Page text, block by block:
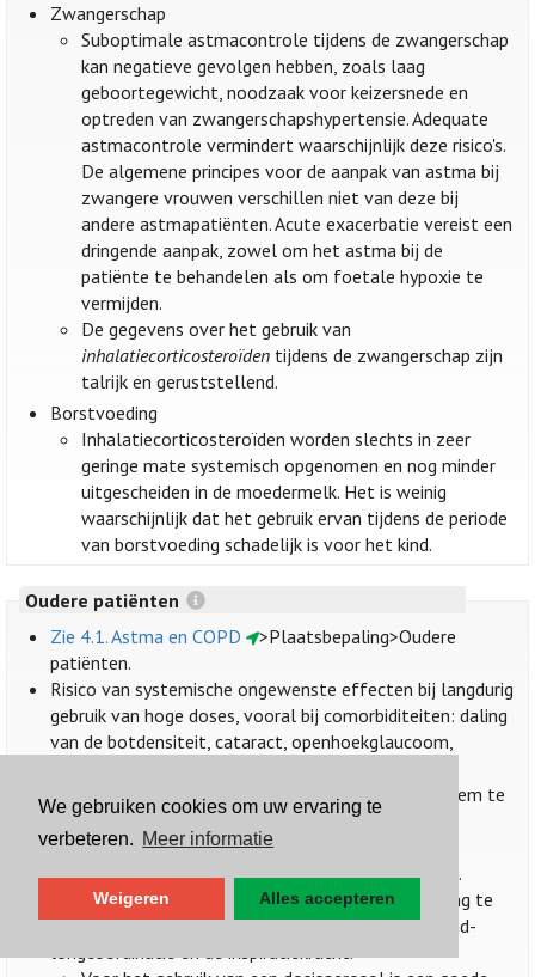
We gebruiken cookies om uw ervaring te
verbeteren. Meer informatie
Weigeren Alles accepteren
Zwangerschap
Suboptimale astmacontrole tijdens de zwangerschap
kan negatieve gevolgen hebben, zoals laag
geboortegewicht, noodzaak voor keizersnede en
optreden van zwangerschapshypertensie. Adequate
astmacontrole vermindert waarschijnlijk deze risico's.
De algemene principes voor de aanpak van astma bij
zwangere vrouwen verschillen niet van deze bij
andere astmapatiënten. Acute exacerbatie vereist een
dringende aanpak, zowel om het astma bij de
patiënte te behandelen als om foetale hypoxie te
vermijden.
De gegevens over het gebruik van
inhalatiecorticosteroïden tijdens de zwangerschap zijn
talrijk en geruststellend.
Borstvoeding
Inhalatiecorticosteroïden worden slechts in zeer
geringe mate systemisch opgenomen en nog minder
uitgescheiden in de moedermelk. Het is weinig
waarschijnlijk dat het gebruik ervan tijdens de periode
van borstvoeding schadelijk is voor het kind.
Oudere patiënten
Zie 4.1. Astma en COPD
>Plaatsbepaling>Oudere
patiënten.
Risico van systemische ongewenste effecten bij langdurig
gebruik van hoge doses, vooral bij comorbiditeiten: daling
van de botdensiteit, cataract, openhoekglaucoom,
Bij ouderen is het essentieel om een inhalatiesysteem te
kiezen dat aan het individu is aangepast, de juiste
inhalatietechniek aan te leren en regelmatig te
controleren of het systeem correct wordt gebruikt.
Bij de keuze van een inhalatiesysteem dient rekening te
worden gehouden met de cognitieve status, de hand-
longcoördinatie en de inspiratiekracht.